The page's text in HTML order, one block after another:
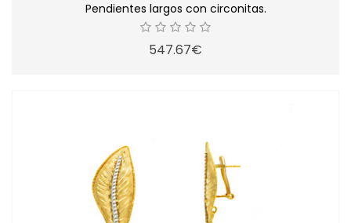
Pendientes largos con circonitas.
547.67€